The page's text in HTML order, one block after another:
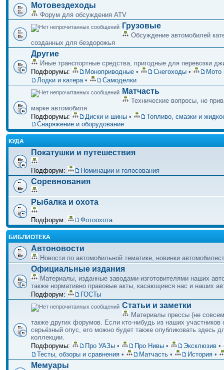
Мотовездеходы
Форум для обсуждения ATV
Грузовые
Обсуждение автомобилей
созданных для бездорожья
Другие
Иные транспортные средства, пригодные для перевозки
Подфорумы:
Моноприводные • Снегоходы •
Мото
Лодки и катера • Самоделки
Матчасть
Технические вопросы, не
марке автомобиля
Подфорумы:
Диски и шины •
Топливо, смазки и
Снаряжение и оборудование
КУДА
Покатушки и путешествия
Подфорум: Номинации и голосования
Соревнования
Рыбалка и охота
Подфорум: Фотоохота
БИБЛИОТЕКА
Автоновости
Новости по автомобильной тематике, новинки
Официальные издания
Материалы, изданные заводами-изготовителями наших
также нормативно правовые акты, касающиеся нас и наших
Подфорум:
ГОСТы
Статьи и заметки
Материалы прессы (не
также других форумов. Если кто-нибудь из наших участников
серьёзный опус, его можно будет также опубликовать здесь
коллекции.
Подфорумы:
Про УАЗы • Про Нивы • Эксклюзив •
Тесты, обзоры и сравнения • Матчасть • История •
Мемуары